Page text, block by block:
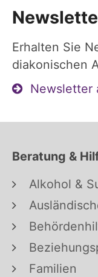
Erhalten Sie
diakonischen
Newsletter
Beratung &
Alkohol &
Familien